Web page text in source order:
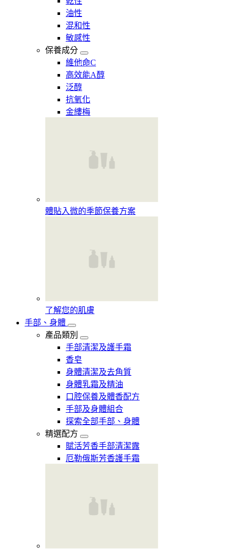
油性
混和性
敏感性
保養成分
維他命C
高效能A醇
泛醇
抗氧化
金縷梅
體貼入微的季節保養方案
了解您的肌膚
手部、身體
產品類別
手部清潔及護手霜
香皂
身體清潔及去角質
身體乳霜及精油
口腔保養及體香配方
手部及身體組合
探索全部手部、身體
精選配方
賦活芳香手部清潔露
厄勒俄斯芳香護手霜